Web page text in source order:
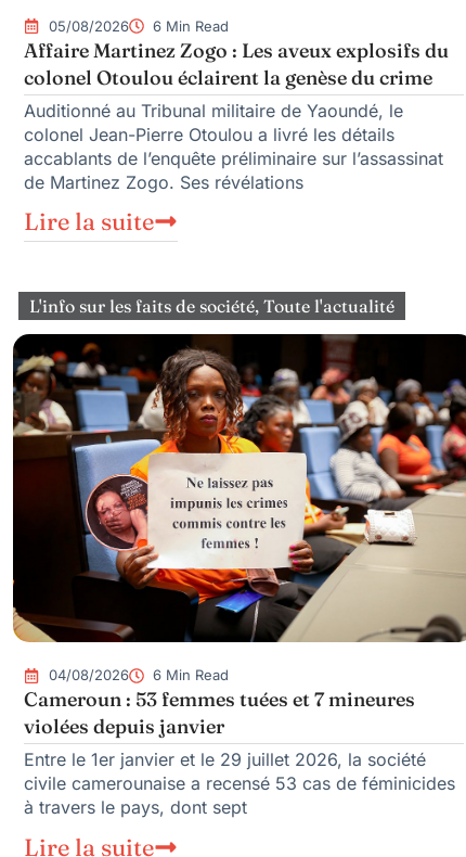
05/08/2026 6 Min Read
Affaire Martinez Zogo : Les aveux explosifs du
colonel Otoulou éclairent la genèse du crime
Auditionné au Tribunal militaire de Yaoundé, le
colonel Jean-Pierre Otoulou a livré les détails
accablants de l’enquête préliminaire sur l’assassinat
de Martinez Zogo. Ses révélations
Lire la suite
L'info sur les faits de société, Toute l'actualité
04/08/2026 6 Min Read
Cameroun : 53 femmes tuées et 7 mineures
violées depuis janvier
Entre le 1er janvier et le 29 juillet 2026, la société
civile camerounaise a recensé 53 cas de féminicides
à travers le pays, dont sept
Lire la suite